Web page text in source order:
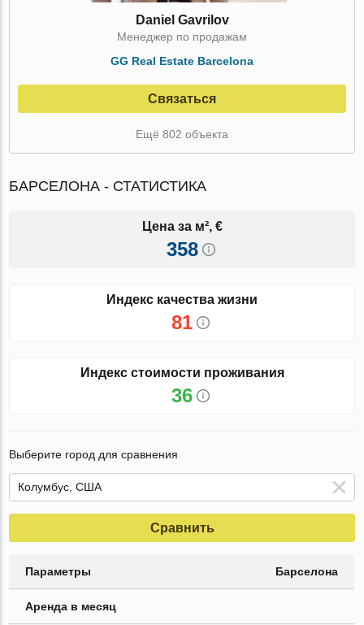
Daniel Gavrilov
Менеджер по продажам
GG Real Estate Barcelona
Связаться
Ещё 802 объекта
БАРСЕЛОНА - СТАТИСТИКА
Цена за м², €
358
Индекс качества жизни
81
Индекс стоимости проживания
36
Выберите город для сравнения
Сравнить
Параметры Барселона
Аренда в месяц